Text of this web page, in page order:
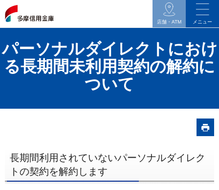
ン
ネ
ッ
店舗・ATM メニュー
パーソナルダイレクトにおけ
る長期間未利用契約の解約に
ついて
長期間利用されていないパーソナルダイレク
トの契約を解約します